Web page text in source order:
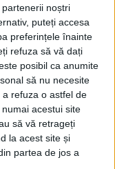
noștri
puteți accesa
preferințele înainte
refuza să vă dați
posibil ca anumite
să nu necesite
refuza o astfel de
acestui site
să vă retrageți
la acest site și
partea de jos a
un ghid
care vor
la